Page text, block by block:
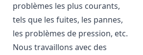
problèmes les plus courants,
tels que les fuites, les pannes,
les problèmes de pression, etc.
Nous travaillons avec des